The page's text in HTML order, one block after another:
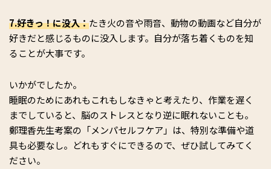
7.好きっ！に没入：たき火の音や雨音、動物の動画など自分が
好きだと感じるものに没入します。自分が落ち着くものを知
ることが大事です。
いかがでしたか。
睡眠のためにあれもこれもしなきゃと考えたり、作業を遅く
までしていると、脳のストレスとなり逆に眠れないことも。
鄭理香先生考案の「メンパセルフケア」は、特別な準備や道
具も必要なし。どれもすぐにできるので、ぜひ試してみてく
ださい。